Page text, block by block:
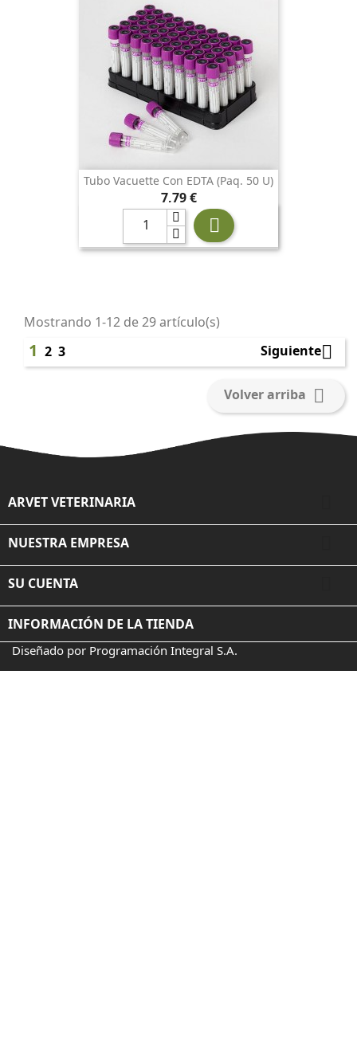
Tubo Vacuette Con EDTA (paq. 50 U)
Precio
7,79 €

Mostrando 1-12 de 29 artículo(s)
1 2 3 Siguiente
Volver arriba 
ARVET VETERINARIA
NUESTRA EMPRESA
SU CUENTA
INFORMACIÓN DE LA TIENDA
Diseñado por Programación Integral S.A.